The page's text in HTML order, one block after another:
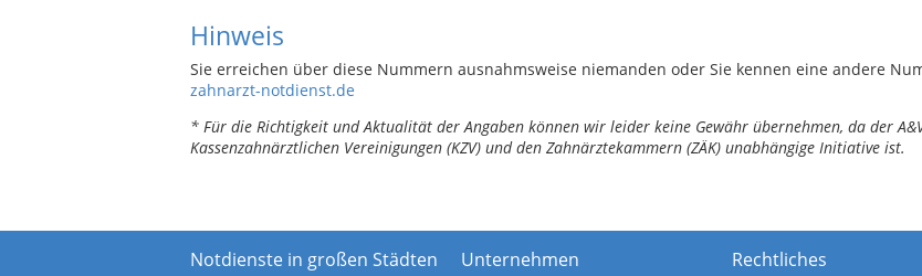
Hinweis
Sie erreichen über diese Nummern ausnahmsweise niemanden oder Sie kennen eine andere
zahnarzt-notdienst.de
* Für die Richtigkeit und Aktualität der Angaben können wir leider keine Gewähr übernehmen, da der
Kassenzahnärztlichen Vereinigungen (KZV) und den Zahnärztekammern (ZÄK) unabhängige Initiative ist.
Notdienste in großen Städten Unternehmen Rechtliches